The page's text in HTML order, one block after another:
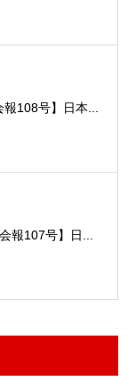
108号】日本...
報107号】日...